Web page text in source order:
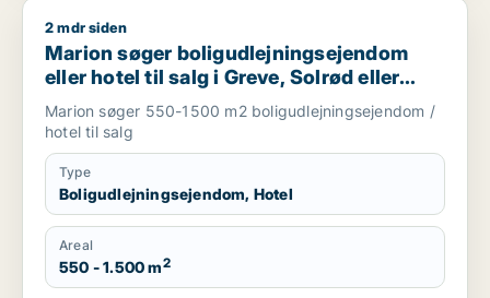
Marion søger boligudlejningsejendom eller hotel til salg i
2 mdr siden
Marion søger boligudlejningsejendom
eller hotel til salg i Greve, Solrød eller
Roskilde m.fl.
Marion søger 550-1500 m2 boligudlejningsejendom /
hotel til salg
Type
Boligudlejningsejendom, Hotel
Areal
550 - 1.500 m2